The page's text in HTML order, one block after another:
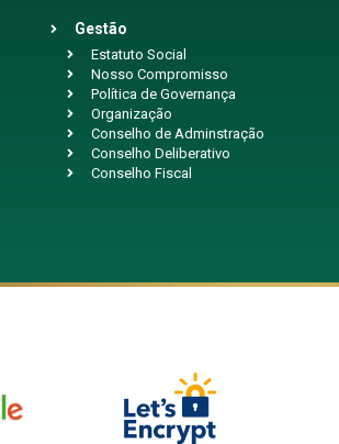
Gestão
Estatuto Social
Nosso Compromisso
Política de Governança
Organização
Conselho de Adminstração
Conselho Deliberativo
Conselho Fiscal